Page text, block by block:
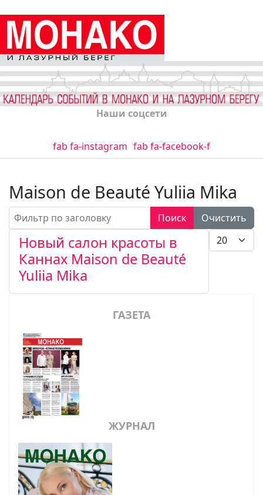
Наши соцсети
fab fa-instagram fab fa-facebook-f
Maison de Beauté Yuliia Mika
Фильтр по заголовку Поиск
Очистить
Кол-во
Новый салон красоты в
Каннах Maison de Beauté
Yuliia Mika
ГАЗЕТА
ЖУРНАЛ